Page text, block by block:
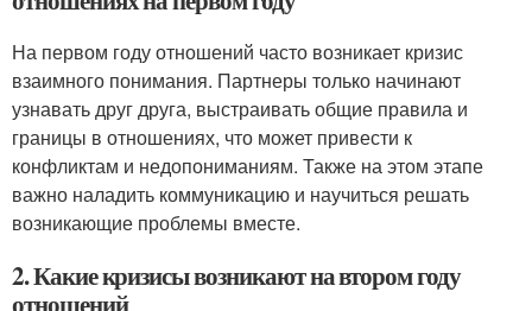
На первом году отношений часто возникает кризис
взаимного понимания. Партнеры только начинают
узнавать друг друга, выстраивать общие правила и
границы в отношениях, что может привести к
конфликтам и недопониманиям. Также на этом этапе
важно наладить коммуникацию и научиться решать
возникающие проблемы вместе.
2. Какие кризисы возникают на втором году